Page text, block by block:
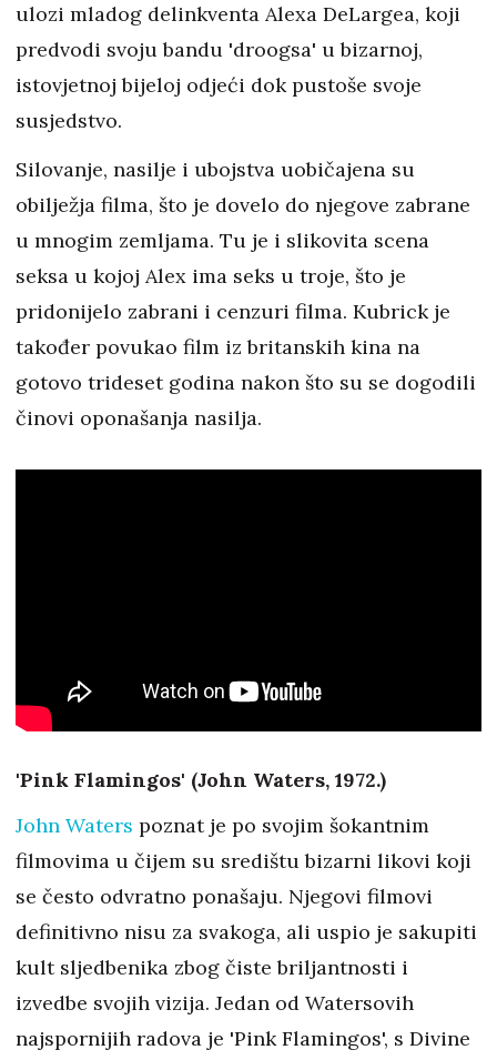
ulozi mladog delinkventa Alexa DeLargea, koji
predvodi svoju bandu 'droogsa' u bizarnoj,
istovjetnoj bijeloj odjeći dok pustoše svoje
susjedstvo.
Silovanje, nasilje i ubojstva uobičajena su
obilježja filma, što je dovelo do njegove zabrane
u mnogim zemljama. Tu je i slikovita scena
seksa u kojoj Alex ima seks u troje, što je
pridonijelo zabrani i cenzuri filma. Kubrick je
također povukao film iz britanskih kina na
gotovo trideset godina nakon što su se dogodili
činovi oponašanja nasilja.
'Pink Flamingos' (John Waters, 1972.)
John Waters poznat je po svojim šokantnim
filmovima u čijem su središtu bizarni likovi koji
se često odvratno ponašaju. Njegovi filmovi
definitivno nisu za svakoga, ali uspio je sakupiti
kult sljedbenika zbog čiste briljantnosti i
izvedbe svojih vizija. Jedan od Watersovih
najspornijih radova je 'Pink Flamingos', s Divine